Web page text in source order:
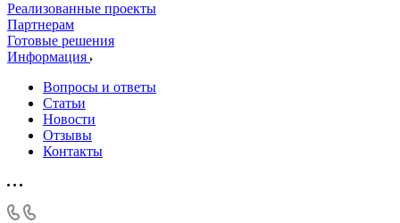
Реализованные проекты
Партнерам
Готовые решения
Информация
Вопросы и ответы
Статьи
Новости
Отзывы
Контакты